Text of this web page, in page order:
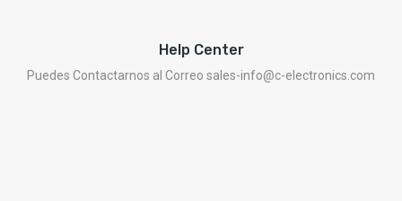
Help Center
Puedes Contactarnos al Correo sales-info@c-electronics.com